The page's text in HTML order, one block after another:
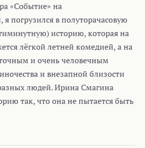
«Событие» на
погрузился в полуторачасовую
историю, которая на
лёгкой летней комедией, а на
и очень человечным
и внезапной близости
людей. Ирина Смагина
так, что она не пытается быть